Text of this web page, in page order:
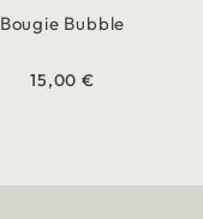
Bougie Bubble
15,00 €